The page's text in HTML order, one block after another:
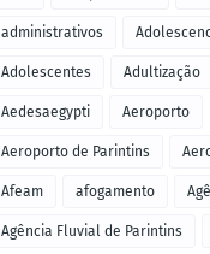
administrativos
Adolescentes Adultização
Aedesaegypti Aeroporto
Aeroporto de Parintins
Afeam afogamento
Agência Fluvial de Parintins